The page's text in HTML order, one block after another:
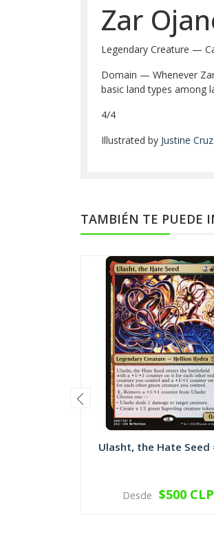
Zar
Legendary Creature —
Domain — Whenever
basic land types among
4/4
Illustrated by Justine Cruz
TAMBIÉN TE PUEDE
Ulasht, the Hate Seed
VER OPCIONES
Desde $500 CLP